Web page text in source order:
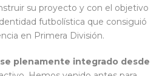
su proyecto y con el objetivo
futbolística que consiguió
en Primera División.
plenamente integrado desde